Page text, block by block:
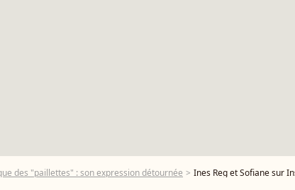
des "paillettes" : son expression détournée Ines Reg et Sofiane sur